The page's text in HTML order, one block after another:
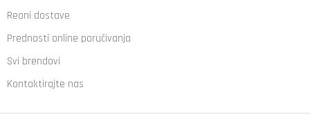
Reoni dostave
Prednosti online poručivanja
Svi brendovi
Kontaktirajte nas